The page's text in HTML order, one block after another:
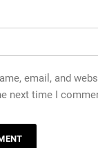
email, and
next time I